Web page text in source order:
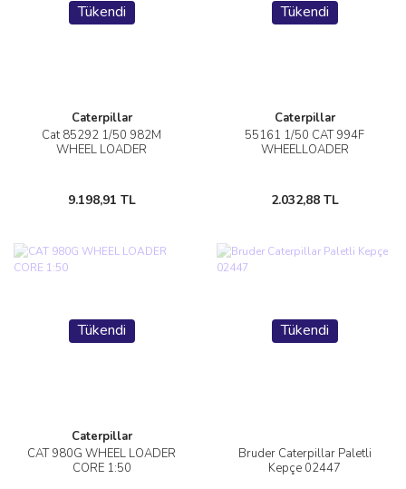
Tükendi
Caterpillar
Cat 85292 1/50 982M
WHEEL LOADER
9.198,91 TL
Tükendi
Caterpillar
55161 1/50 CAT 994F
WHEELLOADER
2.032,88 TL
Tükendi
Caterpillar
CAT 980G WHEEL LOADER
CORE 1:50
Tükendi
Bruder Caterpillar Paletli
Kepçe 02447